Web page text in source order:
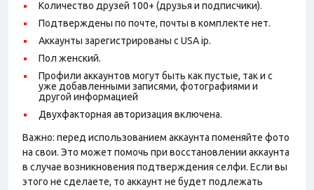
Количество друзей 100+ (друзья и подписчики).
Подтверждены по почте, почты в комплекте нет.
Аккаунты зарегистрированы с USA ip.
Пол женский.
Профили аккаунтов могут быть как пустые, так и с
уже добавленными записями, фотографиями и
другой информацией
Двухфакторная авторизация включена.
Важно: перед использованием аккаунта поменяйте фото
на свои. Это может помочь при восстановлении аккаунта
в случае возникновения подтверждения селфи. Если вы
этого не сделаете, то аккаунт не будет подлежать